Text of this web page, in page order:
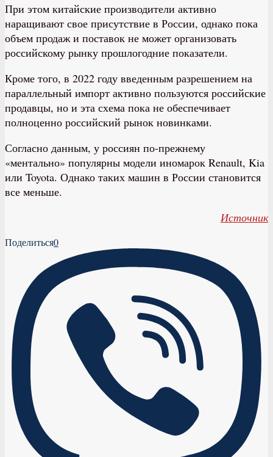
При этом китайские производители активно
наращивают свое присутствие в России, однако пока
объем продаж и поставок не может организовать
российскому рынку прошлогодние показатели.
Кроме того, в 2022 году введенным разрешением на
параллельный импорт активно пользуются российские
продавцы, но и эта схема пока не обеспечивает
полноценно российский рынок новинками.
Согласно данным, у россиян по-прежнему
«ментально» популярны модели иномарок Renault, Kia
или Toyota. Однако таких машин в России становится
все меньше.
Источник
Поделиться0